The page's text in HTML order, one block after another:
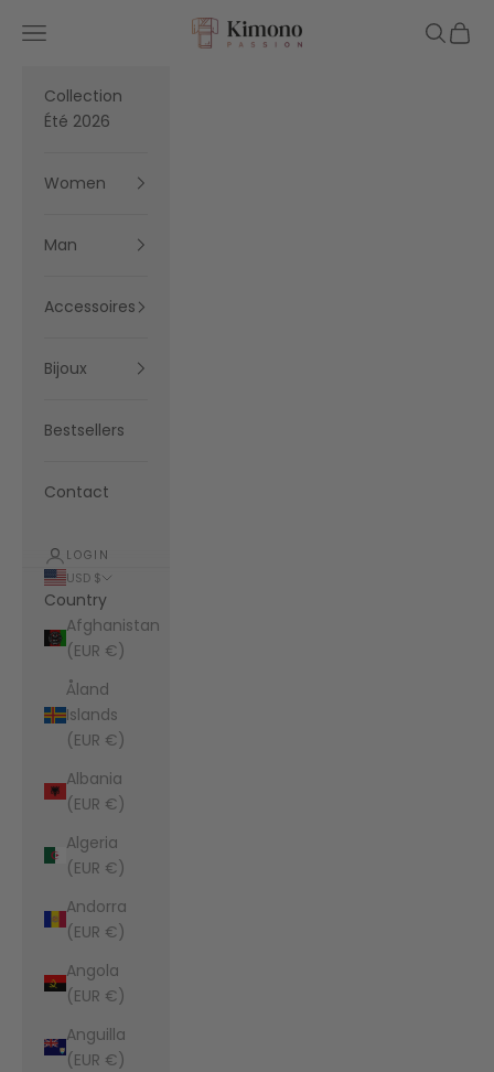
Kimono Passion
Navigation menu Search
Cart
Collection
Été 2026
Women
Man
Accessoires
Bijoux
Bestsellers
Contact
LOGIN
USD $
Country
Afghanistan
(EUR €)
Åland
Islands
(EUR €)
Albania
(EUR €)
Algeria
(EUR €)
Andorra
(EUR €)
Angola
(EUR €)
Anguilla
(EUR €)